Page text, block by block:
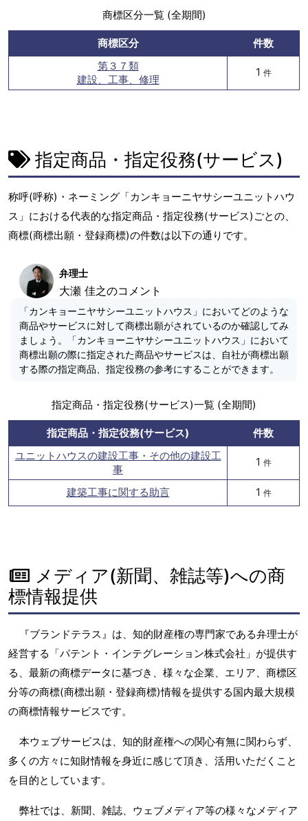
商標区分一覧 (全期間)
商標区分
件数
第３７類
建設、工事、修理
1 件
指定商品・指定役務(サービス)
称呼(呼称)・ネーミング「カンキョーニヤサシーユニットハウ
ス」における代表的な指定商品・指定役務(サービス)ごとの、
商標(商標出願・登録商標)の件数は以下の通りです。
弁理士
大瀬 佳之のコメント
「カンキョーニヤサシーユニットハウス」においてどのような
商品やサービスに対して商標出願がされているのか確認してみ
ましょう。「カンキョーニヤサシーユニットハウス」において
商標出願の際に指定された商品やサービスは、自社が商標出願
する際の指定商品、指定役務の参考にすることができます。
指定商品・指定役務(サービス)一覧 (全期間)
指定商品・指定役務(サービス)
件数
ユニットハウスの建設工事・その他の建設工
事
1 件
建築工事に関する助言 1 件
メディア(新聞、雑誌等)への商
標情報提供
『ブランドテラス』は、知的財産権の専門家である弁理士が
経営する「パテント・インテグレーション株式会社」が提供す
る、最新の商標データに基づき、様々な企業、エリア、商標区
分等の商標(商標出願・登録商標)情報を提供する国内最大規模
の商標情報サービスです。
本ウェブサービスは、知的財産権への関心有無に関わらず、
多くの方々に知財情報を身近に感じて頂き、活用いただくこと
を目的としています。
弊社では、新聞、雑誌、ウェブメディア等の様々なメディア